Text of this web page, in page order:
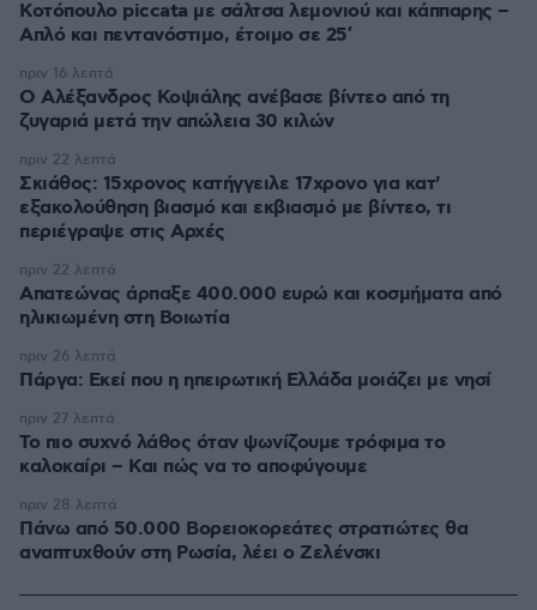
Κοτόπουλο piccata με σάλτσα λεμονιού και κάππαρης –
Απλό και πεντανόστιμο, έτοιμο σε 25′
Ο Αλέξανδρος Κοψιάλης ανέβασε βίντεο από τη
ζυγαριά μετά την απώλεια 30 κιλών
πριν 16 λεπτά
Σκιάθος: 15χρονος κατήγγειλε 17χρονο για κατ'
εξακολούθηση βιασμό και εκβιασμό με βίντεο, τι
περιέγραψε στις Αρχές
πριν 22 λεπτά
Απατεώνας άρπαξε 400.000 ευρώ και κοσμήματα από
ηλικιωμένη στη Βοιωτία
πριν 22 λεπτά
Πάργα: Εκεί που η ηπειρωτική Ελλάδα μοιάζει με νησί
πριν 26 λεπτά
Το πιο συχνό λάθος όταν ψωνίζουμε τρόφιμα το
καλοκαίρι – Και πώς να το αποφύγουμε
πριν 27 λεπτά
Πάνω από 50.000 Βορειοκορεάτες στρατιώτες θα
αναπτυχθούν στη Ρωσία, λέει ο Ζελένσκι
πριν 28 λεπτά